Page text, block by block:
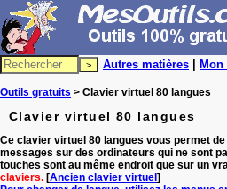
Autres matières
Outils gratuits > Clavier virtuel 80 langues
Clavier virtuel 80 langues
Ce clavier virtuel 80 langues vous permet
messages sur des ordinateurs qui ne sont
touches sont au même endroit que sur un
claviers. [Ancien clavier virtuel]